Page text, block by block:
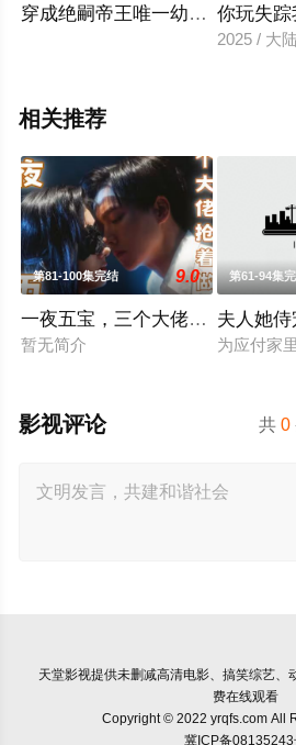
穿成绝嗣帝王唯一幼崽被团宠了
你玩失踪
2025 / 大
相关推荐
第81-100集完结 9.0
一夜五宝，三个大佬抢着当爹地
暂无简介
第61-94集
夫人她
为应付家
共0
影视评论
天堂影视提供未删减高清电影、搞笑综艺、
费在线观看
Copyright © 2022 yrqfs.com All
冀ICP备08135243